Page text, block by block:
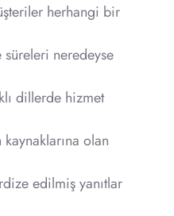
herhangi bir
süreleri neredeyse
dillerde hizmet
kaynaklarına olan
edilmiş yanıtlar